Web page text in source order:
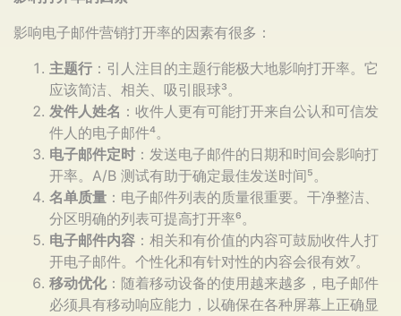
影响电子邮件营销打开率的因素有很多：
主题行 ：引人注目的主题行能极大地影响打开率。它
应该简洁、相关、吸引眼球³。
发件人姓名 ：收件人更有可能打开来自公认和可信发
件人的电子邮件⁴。
电子邮件定时 ：发送电子邮件的日期和时间会影响打
开率。A/B 测试有助于确定最佳发送时间⁵。
名单质量 ：电子邮件列表的质量很重要。干净整洁、
分区明确的列表可提高打开率⁶。
电子邮件内容 ：相关和有价值的内容可鼓励收件人打
开电子邮件。个性化和有针对性的内容会很有效⁷。
移动优化：随着移动设备的使用越来越多，电子邮件
必须具有移动响应能力，以确保在各种屏幕上正确显